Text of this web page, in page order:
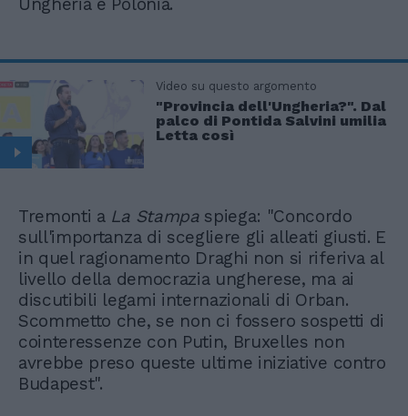
Video su questo argomento
"Provincia dell'Ungheria?". Dal
palco di Pontida Salvini umilia
Letta così
Tremonti a La Stampaspiega: "Concordo
sull'importanza di scegliere gli alleati giusti. E
in quel ragionamento Draghi non si riferiva al
livello della democrazia ungherese, ma ai
discutibili legami internazionali di Orban.
Scommetto che, se non ci fossero sospetti di
cointeressenze con Putin, Bruxelles non
avrebbe preso queste ultime iniziative contro
Budapest".